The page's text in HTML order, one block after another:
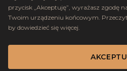
się inkluzywną fotografią,
pierwszym miejscu
Niezależnie od tego, czy
rodzinne czy artystyczne,
momenty, w których
przycisk „Akceptuję”, wyrażasz zgodę
Twoim urządzeniu końcowym.
by dowiedzieć się więcej.